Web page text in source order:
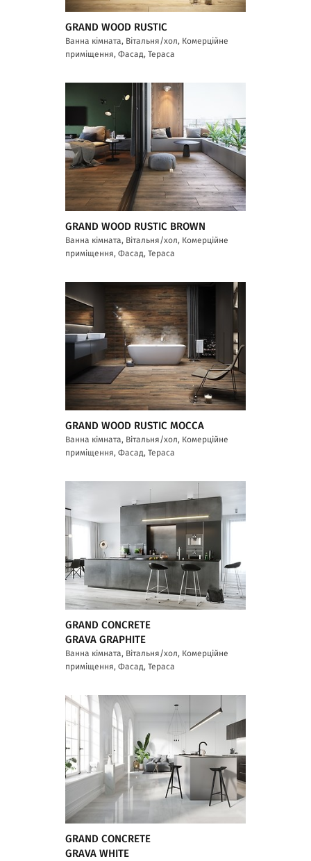
GRAND WOOD RUSTIC
Ванна кімната, Вітальня/хол, Комерційне
приміщення, Фасад, Тераса
GRAND WOOD RUSTIC BROWN
Ванна кімната, Вітальня/хол, Комерційне
приміщення, Фасад, Тераса
GRAND WOOD RUSTIC MOCCA
Ванна кімната, Вітальня/хол, Комерційне
приміщення, Фасад, Тераса
GRAND CONCRETE
GRAVA GRAPHITE
Ванна кімната, Вітальня/хол, Комерційне
приміщення, Фасад, Тераса
GRAND CONCRETE
GRAVA WHITE